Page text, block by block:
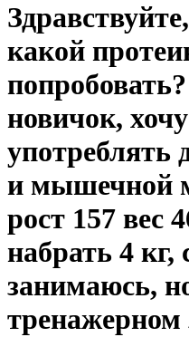
какой
новичок,
употреблять
и мышечной
рост 157 вес
набрать 4 кг,
занимаюсь,
тренажерном